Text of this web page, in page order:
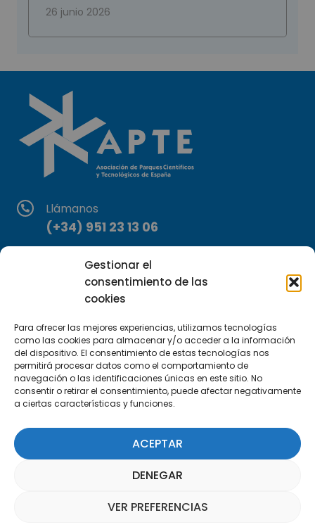
Gestionar el
consentimiento de las
cookies
Para ofrecer las mejores experiencias, utilizamos tecnologías
como las cookies para almacenar y/o acceder a la información
del dispositivo. El consentimiento de estas tecnologías nos
permitirá procesar datos como el comportamiento de
navegación o las identificaciones únicas en este sitio. No
consentir o retirar el consentimiento, puede afectar negativamente
a ciertas características y funciones.
ACEPTAR
DENEGAR
VER PREFERENCIAS
26 junio 2026
Llámanos
(+34) 951 23 13 06
Escríbenos
info@apte.org
C/Marie Curie, 35
29590 Campanillas, Málaga
Suscríbete a nuestra Newsletter
SUSCRÍBETE AQUÍ